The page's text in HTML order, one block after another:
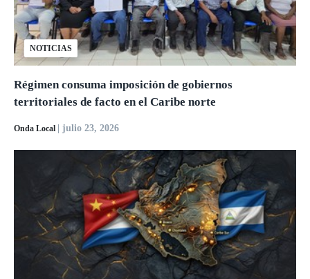
NOTICIAS
Régimen consuma imposición de gobiernos
territoriales de facto en el Caribe norte
Onda Local | julio 23, 2026